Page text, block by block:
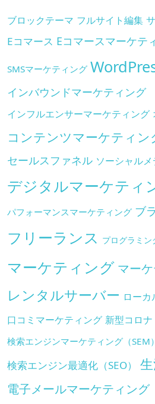
ブロックテーマ フルサイト編集
Eコマース Eコマースマーケテ
SMSマーケティング
インバウンドマーケティング
インフルエンサーマーケティング
コンテンツマーケティン
セールスファネル ソーシャル
デジタルマーケティ
パフォーマンスマーケティング ブ
フリーランス プログラミン
マーケティング マー
レンタルサーバー ロー
口コミマーケティング 新型コロナ
検索エンジンマーケティング（SEM）
検索エンジン最適化（SEO）
電子メールマーケティング